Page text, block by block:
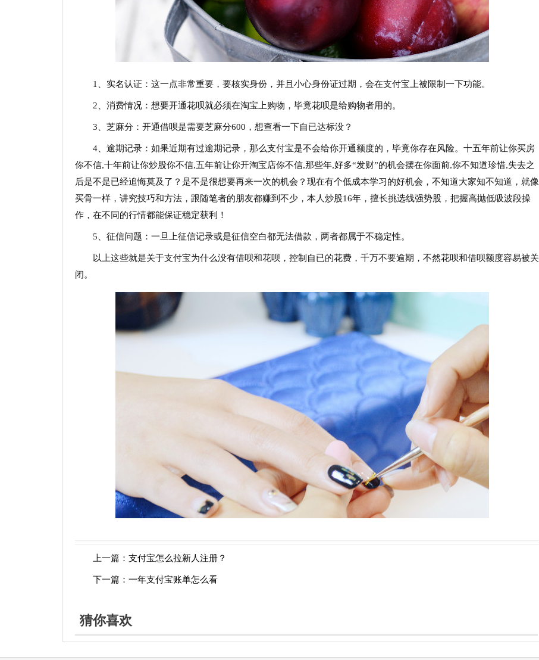
1、实名认证：这一点非常重要，要核实身份，并且小心身份证过期，会在支付宝上被限制一下功能。
2、消费情况：想要开通花呗就必须在淘宝上购物，毕竟花呗是给购物者用的。
3、芝麻分：开通借呗是需要芝麻分600，想查看一下自已达标没？
4、逾期记录：如果近期有过逾期记录，那么支付宝是不会给你开通额度的，毕竟你存在风险。十五年前让你买房
你不信,十年前让你炒股你不信,五年前让你开淘宝店你不信,那些年,好多“发财”的机会摆在你面前,你不知道珍惜,失去之
后是不是已经追悔莫及了？是不是很想要再来一次的机会？现在有个低成本学习的好机会，不知道大家知不知道，就像
买骨一样，讲究技巧和方法，跟随笔者的朋友都赚到不少，本人炒股16年，擅长挑选线强势股，把握高抛低吸波段操
作，在不同的行情都能保证稳定获利！
5、征信问题：一旦上征信记录或是征信空白都无法借款，两者都属于不稳定性。
以上这些就是关于支付宝为什么没有借呗和花呗，控制自已的花费，千万不要逾期，不然花呗和借呗额度容易被关
闭。
上一篇： 支付宝怎么拉新人注册？
下一篇： 一年支付宝账单怎么看
猜你喜欢